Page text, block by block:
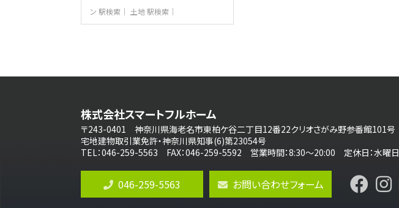
さがみ野駅
歩17分
バ14分 ・歩4分
LDK約20帖とゆとりある広さ！WIC、SIC
の…
第10位
3,180万円
3ＬＤＫ
ン 駅検索
土地 駅検索
株式会社スマートフルホーム
〒243-0401 神奈川県海老名市東柏ケ谷二丁目12番22クリオさがみ野参番館101号
宅地建物取引業免許・神奈川県知事(6)第23054号
TEL：046-259-5563 FAX：046-259-5592 営業時間：8:30～20:00 定休日：水曜日
046-259-5563 お問い合わせフォーム